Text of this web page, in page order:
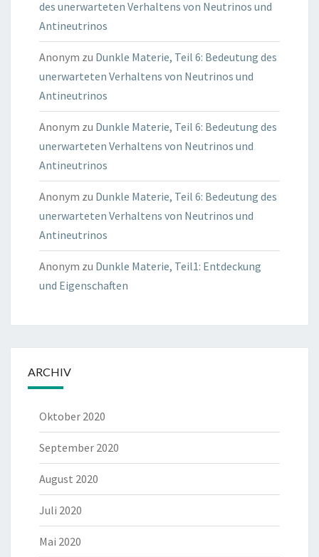
des unerwarteten Verhaltens von Neutrinos und
Antineutrinos
Anonym zu Dunkle Materie, Teil 6: Bedeutung des
unerwarteten Verhaltens von Neutrinos und
Antineutrinos
Anonym zu Dunkle Materie, Teil 6: Bedeutung des
unerwarteten Verhaltens von Neutrinos und
Antineutrinos
Anonym zu Dunkle Materie, Teil 6: Bedeutung des
unerwarteten Verhaltens von Neutrinos und
Antineutrinos
Anonym zu Dunkle Materie, Teil1: Entdeckung
und Eigenschaften
ARCHIV
Oktober 2020
September 2020
August 2020
Juli 2020
Mai 2020